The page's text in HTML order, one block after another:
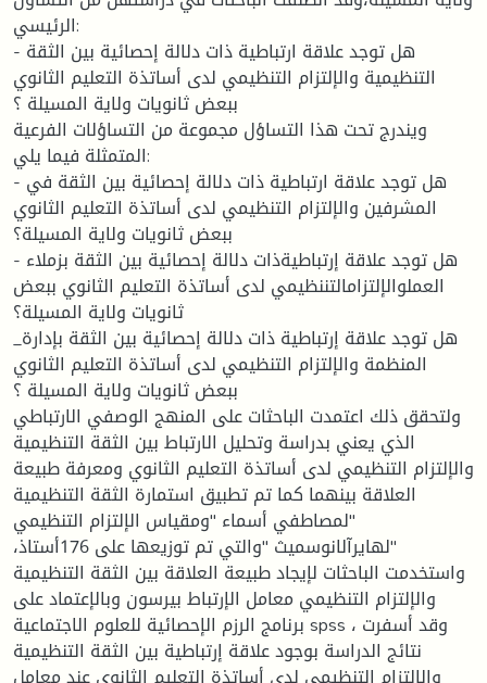
الرئيسي:
- هل توجد علاقة ارتباطية ذات دلالة إحصائية بين الثقة
التنظيمية والإلتزام التنظيمي لدى أساتذة التعليم الثانوي
ببعض ثانويات ولاية المسيلة ؟
ويندرج تحت هذا التساؤل مجموعة من التساؤلات الفرعية
المتمثلة فيما يلي:
- هل توجد علاقة ارتباطية ذات دلالة إحصائية بين الثقة في
المشرفين والإلتزام التنظيمي لدى أساتذة التعليم الثانوي
ببعض ثانويات ولاية المسيلة؟
- هل توجد علاقة إرتباطيةذات دلالة إحصائية بين الثقة بزملاء
العملوالإلتزامالتننظيمي لدى أساتذة التعليم الثانوي ببعض
ثانويات ولاية المسيلة؟
_هل توجد علاقة إرتباطية ذات دلالة إحصائية بين الثقة بإدارة
المنظمة والإلتزام التنظيمي لدى أساتذة التعليم الثانوي
ببعض ثانويات ولاية المسيلة ؟
ولتحقق ذلك اعتمدت الباحثات على المنهج الوصفي الارتباطي
الذي يعني بدراسة وتحليل الارتباط بين الثقة التنظيمية
والإلتزام التنظيمي لدى أساتذة التعليم الثانوي ومعرفة طبيعة
العلاقة بينهما كما تم تطبيق استمارة الثقة التنظيمية
"لمصاطفي أسماء "ومقياس الإلتزام التنظيمي
"لهايرآلانوسميث "والتي تم توزيعها على 176أستاذ،
واستخدمت الباحثات لإيجاد طبيعة العلاقة بين الثقة التنظيمية
والإلتزام التنظيمي معامل الإرتباط بيرسون وبالإعتماد على
برنامج الرزم الإحصائية للعلوم الاجتماعية spss ، وقد أسفرت
نتائج الدراسة بوجود علاقة إرتباطية بين الثقة التنظيمية